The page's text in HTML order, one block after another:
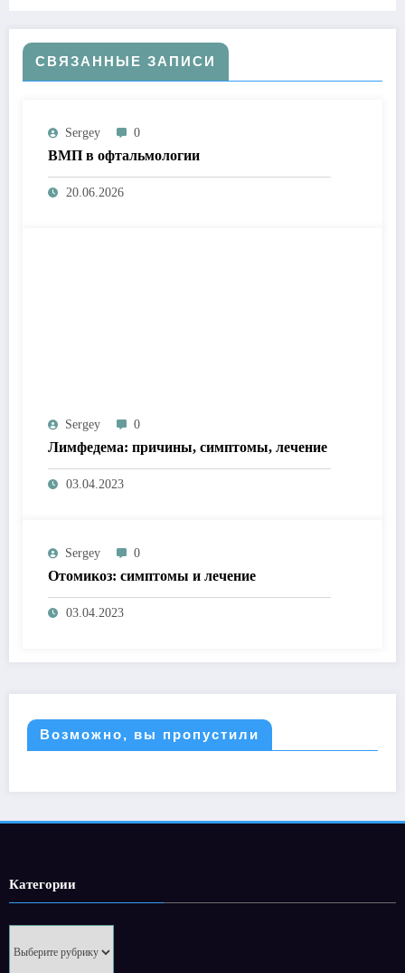
СВЯЗАННЫЕ ЗАПИСИ
Sergey 0
ВМП в офтальмологии
20.06.2026
Sergey 0
Лимфедема: причины, симптомы, лечение
03.04.2023
Sergey 0
Отомикоз: симптомы и лечение
03.04.2023
Возможно, вы пропустили
Категории